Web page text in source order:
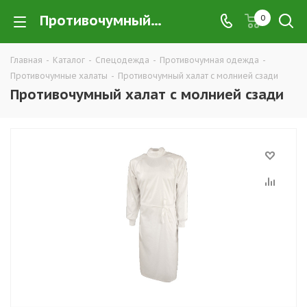
Противочумный халат с молнией сзади купить в Екатеринбурге по низким ценам оптом — интернет-магазин противочумной спецодежды в розницу компании ТД УРАЛСИЗ 0
Главная - Каталог - Спецодежда - Противочумная одежда -
Противочумные халаты - Противочумный халат с молнией сзади
Противочумный халат с молнией сзади